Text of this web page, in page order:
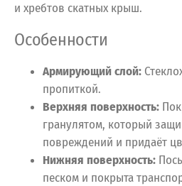
и хребтов скатных крыш.
Особенности
Армирующий слой:
пропиткой.
Верхняя поверхность:
гранулятом, который
повреждений и придаёт
Нижняя поверхность:
песком и покрыта